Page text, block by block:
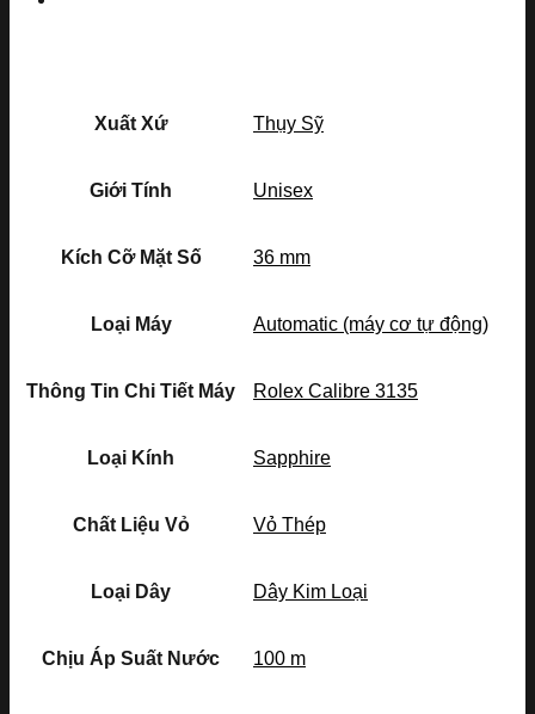
Xuất Xứ Thụy Sỹ
Giới Tính Unisex
Kích Cỡ Mặt Số 36 mm
Loại Máy Automatic (máy cơ tự động)
Thông Tin Chi Tiết Máy Rolex Calibre 3135
Loại Kính Sapphire
Chất Liệu Vỏ Vỏ Thép
Loại Dây Dây Kim Loại
Chịu Áp Suất Nước 100 m